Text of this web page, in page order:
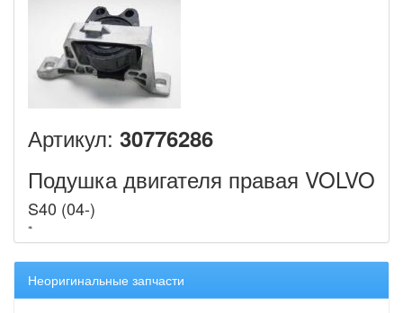
Артикул: 30776286
Подушка двигателя правая VOLVO
S40 (04-)
Неоригинальные запчасти